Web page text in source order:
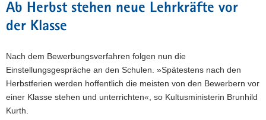
Ab Herbst stehen neue Lehrkräfte vor
der Klasse
Nach dem Bewerbungsverfahren folgen nun die
Einstellungsgespräche an den Schulen. »Spätestens nach den
Herbstferien werden hoffentlich die meisten von den Bewerbern vor
einer Klasse stehen und unterrichten«, so Kultusministerin Brunhild
Kurth.